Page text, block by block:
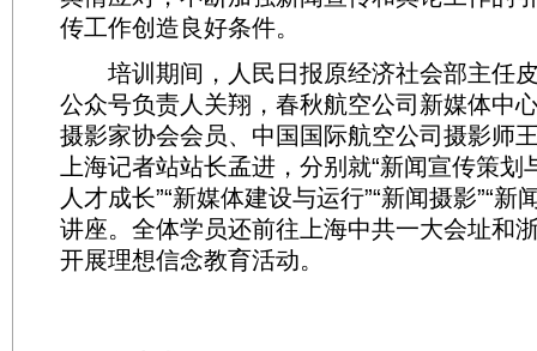
传工作创造良好条件。
培训期间，人民日报原经济社会部主任
公众号负责人关翔，春秋航空公司新媒体中
摄影家协会会员、中国国际航空公司摄影师
上海记者站站长孟进，分别就“新闻宣传策划
人才成长”“新媒体建设与运行”“新闻摄影”“新
讲座。全体学员还前往上海中共一大会址和
开展理想信念教育活动。